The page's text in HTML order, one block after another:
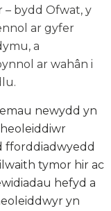
bydd Ofwat, y
ar gyfer
a
ar wahân i
newydd yn
fforddiadwyedd
tymor hir ac
hefyd a
yn